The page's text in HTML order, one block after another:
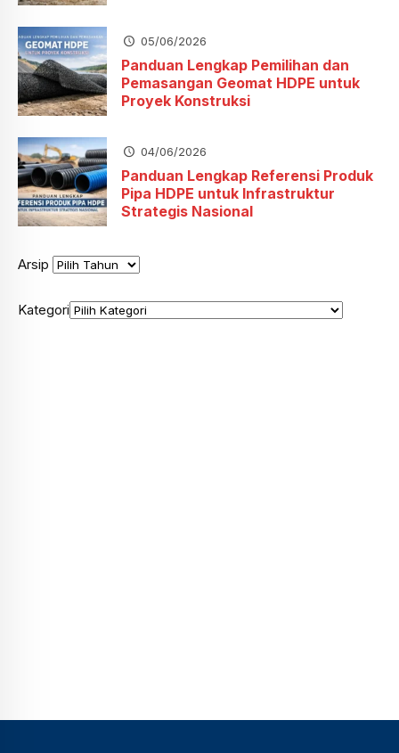
05/06/2026
Panduan Lengkap Pemilihan dan
Pemasangan Geomat HDPE untuk
Proyek Konstruksi
04/06/2026
Panduan Lengkap Referensi Produk
Pipa HDPE untuk Infrastruktur
Strategis Nasional
Arsip
Kategori